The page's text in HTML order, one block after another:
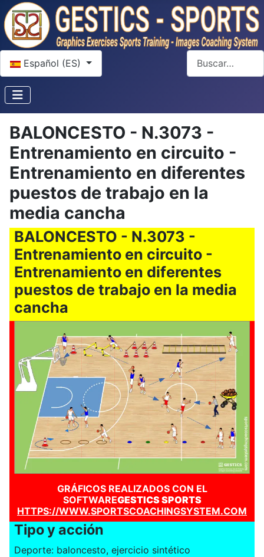
Seleccione su idioma
Español (ES)
Buscar
BALONCESTO - N.3073 -
Entrenamiento en circuito -
Entrenamiento en diferentes
puestos de trabajo en la
media cancha
BALONCESTO - N.3073 -
Entrenamiento en circuito -
Entrenamiento en diferentes
puestos de trabajo en la media
cancha
GRÁFICOS REALIZADOS CON EL
SOFTWAREGESTICS SPORTS
HTTPS://WWW.SPORTSCOACHINGSYSTEM.COM
Tipo y acción
Deporte: baloncesto, ejercicio sintético